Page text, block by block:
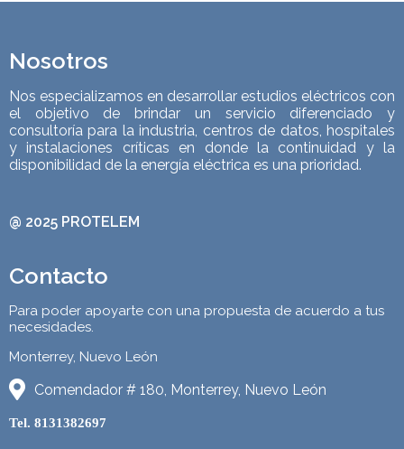
Nosotros
Nos especializamos en desarrollar estudios eléctricos con
el objetivo de brindar un servicio diferenciado y
consultoría para la industria, centros de datos, hospitales
y instalaciones críticas en donde la continuidad y la
disponibilidad de la energía eléctrica es una prioridad.
@ 2025 PROTELEM
Contacto
Para poder apoyarte con una propuesta de acuerdo a tus
necesidades.
Monterrey, Nuevo León
Comendador # 180, Monterrey, Nuevo León
Tel. 8131382697